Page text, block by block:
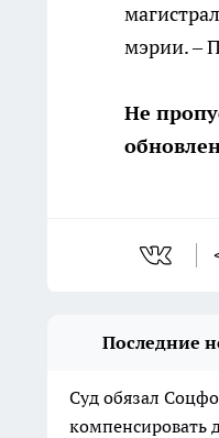
мэрии. –
Не
Последние
Суд обязал
компенсировать